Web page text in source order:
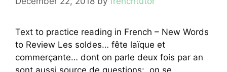
Text to practice reading in French – New Words
to Review Les soldes… fête laïque et
commerçante… dont on parle deux fois par an
sont aussi source de questions: on se